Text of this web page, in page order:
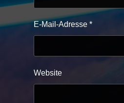
E-Mail-Adresse *
Website